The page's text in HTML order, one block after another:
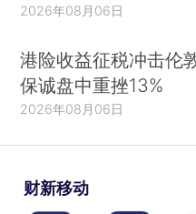
2026年08月06日
港险收益征税冲击伦
保诚盘中重挫13%
2026年08月06日
财新移动